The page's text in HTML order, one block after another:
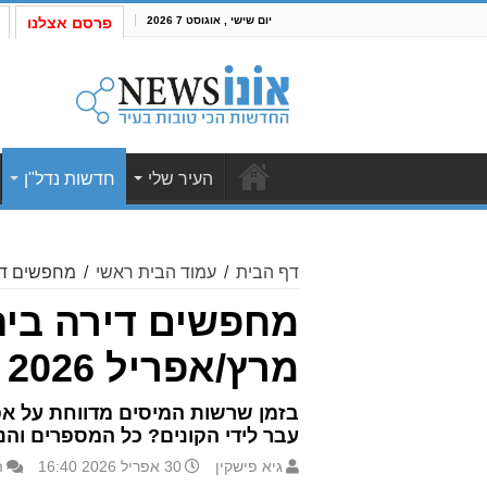
יום שישי , אוגוסט 7 2026 פרסם אצלנו
העיר שלי חדשות נדל"ן
דף הבית / עמוד הבית ראשי / מחפשים
מחפשים דירה
מרץ/אפריל 2026
בזמן שרשות המיסים מדווחת על
עבר לידי הקונים? כל המספרים
גיא פישקין 30 אפריל 2026 16:40